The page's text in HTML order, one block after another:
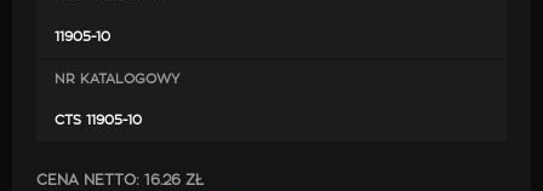
11905-10
NR KATALOGOWY
CTS 11905-10
CENA NETTO: 16.26 ZŁ